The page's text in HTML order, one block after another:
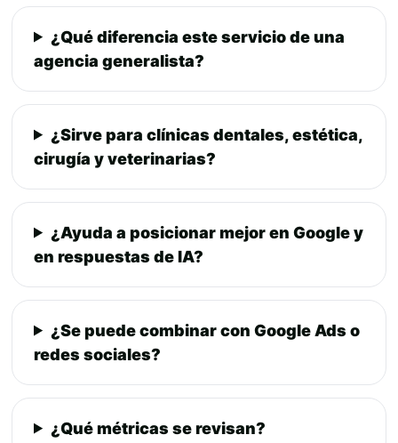
¿Qué diferencia este servicio de una
agencia generalista?
¿Sirve para clínicas dentales, estética,
cirugía y veterinarias?
¿Ayuda a posicionar mejor en Google y
en respuestas de IA?
¿Se puede combinar con Google Ads o
redes sociales?
¿Qué métricas se revisan?